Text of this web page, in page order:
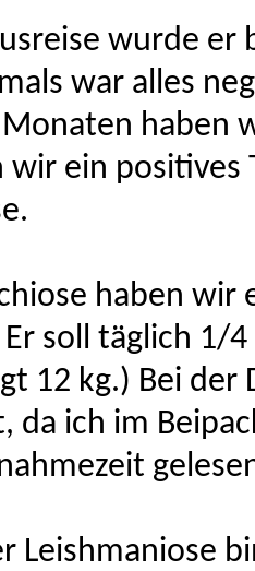
wurde er
war alles
haben
wir ein positives
haben wir
soll täglich 1/
12 kg.) Bei
da ich im
Leishmaniose